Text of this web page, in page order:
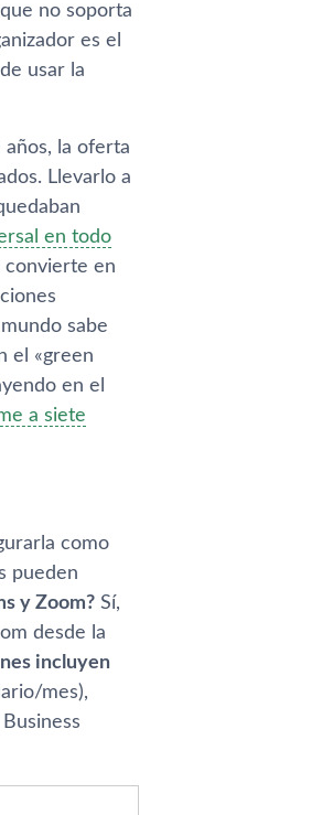
no soporta
es el
usar la
la oferta
Llevarlo a
en todo
convierte en
sabe
el «green
en el
a siete
como
pueden
y Zoom? Sí,
desde la
incluyen
mes),